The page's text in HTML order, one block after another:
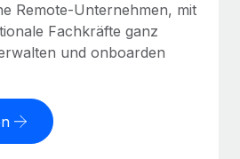
Remote-Unternehmen, mit
Fachkräfte ganz
und onboarden